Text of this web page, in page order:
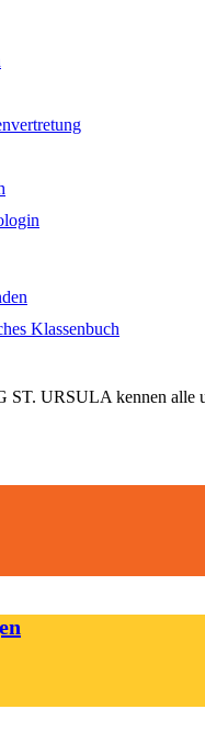
Klassenbuch
ST. URSULA kennen alle